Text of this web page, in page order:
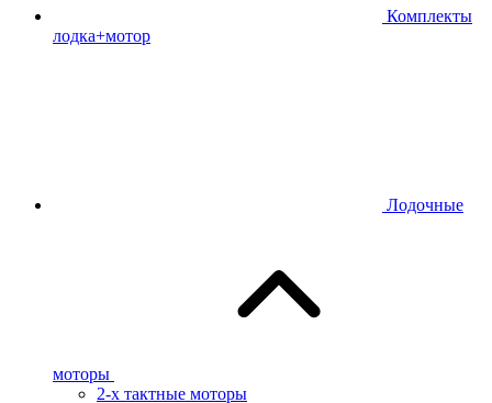
Комплекты
лодка+мотор
Лодочные
моторы
2-х тактные моторы